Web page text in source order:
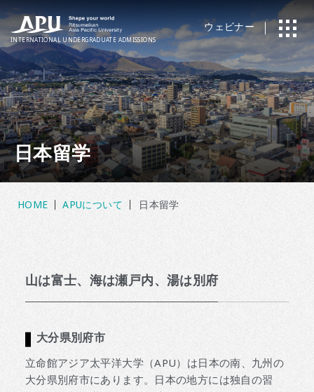
INTERNATIONAL UNDERGRADUATE ADMISSIONS
ウェビナー
日本留学
HOME APUについて 日本留学
山は富士、海は瀬戸内、湯は別府
大分県別府市
立命館アジア太平洋大学（APU）は日本の南、九州の
大分県別府市にあります。日本の地方には独自の習